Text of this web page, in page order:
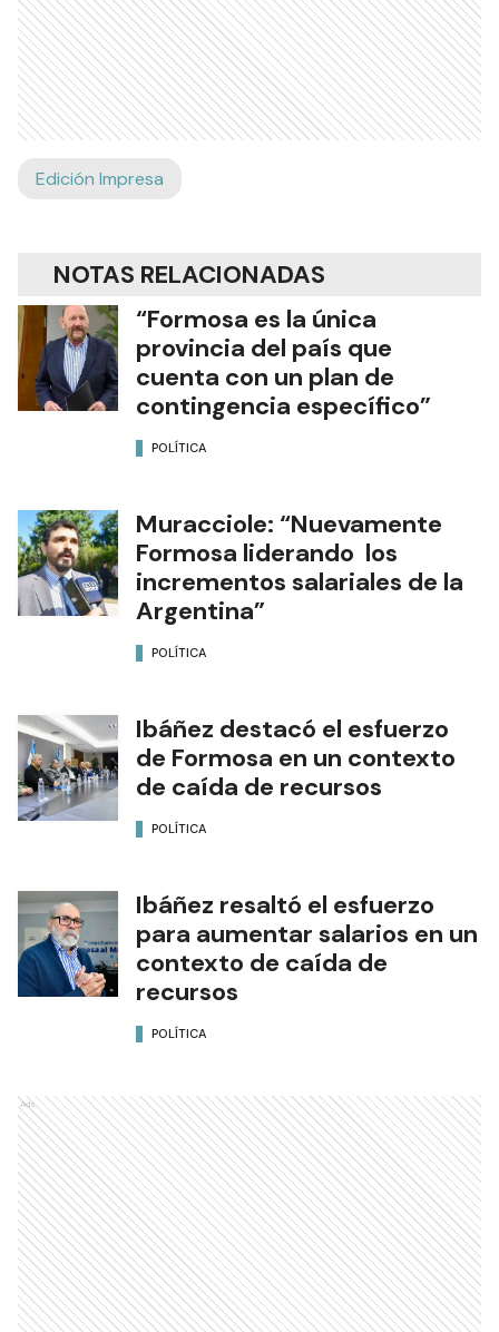
Edición Impresa
NOTAS RELACIONADAS
“Formosa es la única
provincia del país que
cuenta con un plan de
contingencia específico”
POLÍTICA
Muracciole: “Nuevamente
Formosa liderando los
incrementos salariales de la
Argentina”
POLÍTICA
Ibáñez destacó el esfuerzo
de Formosa en un contexto
de caída de recursos
POLÍTICA
Ibáñez resaltó el esfuerzo
para aumentar salarios en un
contexto de caída de
recursos
POLÍTICA
Ads